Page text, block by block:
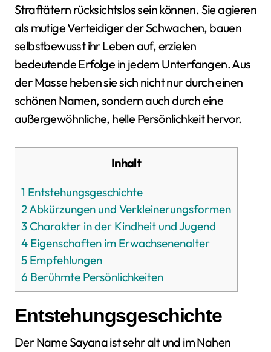
Straftätern rücksichtslos sein können. Sie agieren
als mutige Verteidiger der Schwachen, bauen
selbstbewusst ihr Leben auf, erzielen
bedeutende Erfolge in jedem Unterfangen. Aus
der Masse heben sie sich nicht nur durch einen
schönen Namen, sondern auch durch eine
außergewöhnliche, helle Persönlichkeit hervor.
Inhalt
1 Entstehungsgeschichte
2Abkürzungen und Verkleinerungsformen
3 Charakter in der Kindheit und Jugend
4 Eigenschaften im Erwachsenenalter
5 Empfehlungen
6 Berühmte Persönlichkeiten
Entstehungsgeschichte
Der Name Sayana ist sehr alt und im Nahen